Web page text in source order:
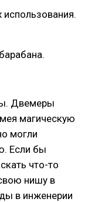
Двемеры
магическую
могли
Если бы
что-то
нишу в
в инженерии